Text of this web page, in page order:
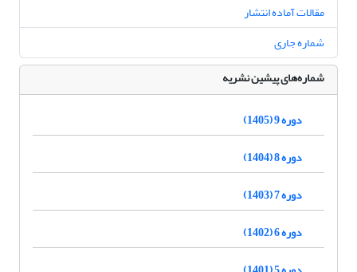
مقالات آماده انتشار
شماره جاری
شماره‌های پیشین نشریه
دوره 9 (1405)
دوره 8 (1404)
دوره 7 (1403)
دوره 6 (1402)